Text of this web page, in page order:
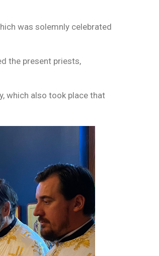
was solemnly celebrated
the present priests,
which also took place that